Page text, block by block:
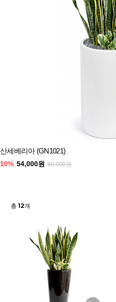
산세베리아 (GN1021)
10% 54,000원 60,000원
총12개